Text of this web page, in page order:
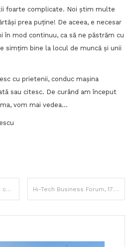
foarte complicate. Noi știm multe
prea puține! De aceea, e necesar
în mod continuu, ca să ne păstrăm cu
simțim bine la locul de muncă și unii
cu prietenii, conduc mașina
sau citesc. De curând am început
vom mai vedea…
Hi-Tech Business Forum, 17 Martie, ora 11